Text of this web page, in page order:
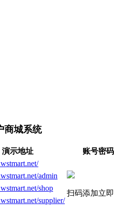
商城系统
演示地址
账号密码
扫码添加立
admin
shop
supplier/